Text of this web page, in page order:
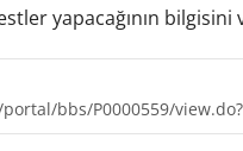
yapacağının bilgisini
bbs/P0000559/